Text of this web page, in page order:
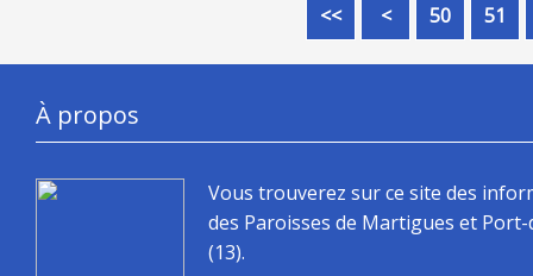
<< < 10
20
30
40
50 51
À propos
Vous trouverez sur ce site des
des Paroisses de Martigues et
(13).